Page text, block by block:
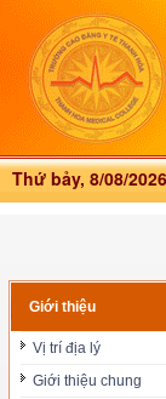
Thứ bảy, 8/08/
Giới thiệu
Vị trí địa lý
Giới thiệu chung